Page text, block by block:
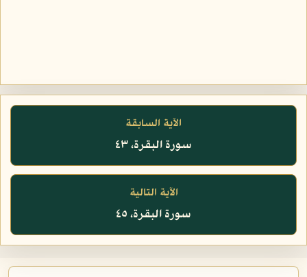
الآية السابقة
سورة البقرة، ٤٣
الآية التالية
سورة البقرة، ٤٥